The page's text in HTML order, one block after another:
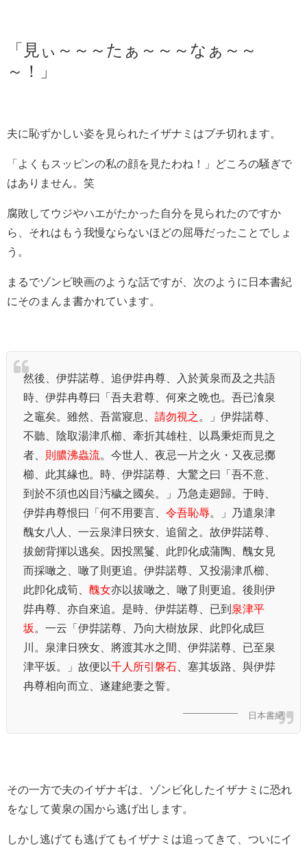
「見ぃ～～～たぁ～～～なぁ～～
～！」
夫に恥ずかしい姿を見られたイザナミはブチ切れます。
「よくもスッピンの私の顔を見たわね！」どころの騒ぎで
はありません。笑
腐敗してウジやハエがたかった自分を見られたのですか
ら、それはもう我慢ならないほどの屈辱だったことでしょ
う。
まるでゾンビ映画のような話ですが、次のように日本書紀
にそのまんま書かれています。
然後、伊弉諾尊、追伊弉冉尊、入於黃泉而及之共語
時、伊弉冉尊曰「吾夫君尊、何來之晩也。吾已湌泉
之竈矣。雖然、吾當寢息、 請勿視之
。」伊弉諾尊、
不聽、陰取湯津爪櫛、牽折其雄柱、以爲秉炬而見之
者、 則膿沸蟲流 。今世人、夜忌一片之火・又夜忌擲
櫛、此其緣也。時、伊弉諾尊、大驚之曰「吾不意、
到於不須也凶目汚穢之國矣。」乃急走廻歸。于時、
伊弉冉尊恨曰「何不用要言、 令吾恥辱 。」乃遣泉津
醜女八人、一云泉津日狹女、追留之。故伊弉諾尊、
拔劒背揮以逃矣。因投黑鬘、此卽化成蒲陶、醜女見
而採噉之、噉了則更追。伊弉諾尊、又投湯津爪櫛、
此卽化成筍、 醜女亦以拔噉之、噉了則更追。後則伊
弉冉尊、亦自來追。是時、伊弉諾尊、已到 泉津平
坂
。一云「伊弉諾尊、乃向大樹放尿、此卽化成巨
川。泉津日狹女、將渡其水之間、伊弉諾尊、已至泉
津平坂。」故便以千人所引磐石 、塞其坂路、與伊弉
冉尊相向而立、遂建絶妻之誓。
日本書紀
その一方で夫のイザナギは、ゾンビ化したイザナミに恐れ
をなして黄泉の国から逃げ出します。
しかし逃げても逃げてもイザナミは追ってきて、ついにイ